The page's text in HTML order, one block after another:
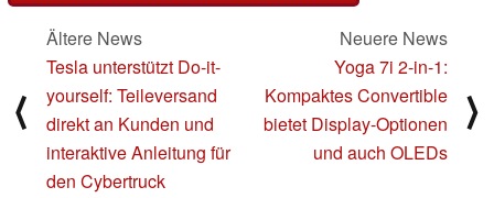
⟨
Ältere News
Tesla unterstützt Do-it-
yourself: Teileversand
direkt an Kunden und
interaktive Anleitung für
den Cybertruck
Neuere News
Yoga 7i 2-in-1:
Kompaktes Convertible
bietet Display-Optionen
und auch OLEDs
⟩